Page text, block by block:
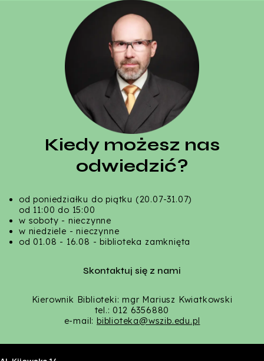
Kiedy możesz nas
odwiedzić?
od poniedziałku do piątku (20.07-31.07)
od 11:00 do 15:00
w soboty - nieczynne
w niedziele - nieczynne
od 01.08 - 16.08 - biblioteka zamknięta
Skontaktuj się z nami
Kierownik Biblioteki: mgr Mariusz Kwiatkowski
tel.: 012 6356880
e-mail: biblioteka@wszib.edu.pl